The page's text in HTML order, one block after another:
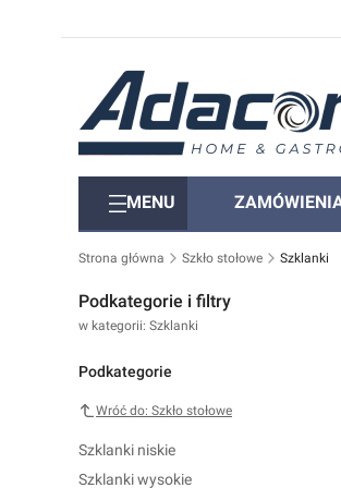
MENU
Strona główna Szkło stołowe Szklanki
Podkategorie i filtry
w kategorii: Szklanki
Podkategorie
Wróć do: Szkło stołowe
Szklanki niskie
Szklanki wysokie